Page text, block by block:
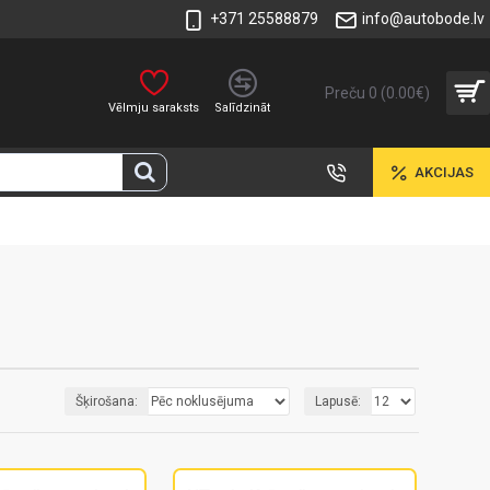
+371 25588879 info@autobode.lv
Vēlmju saraksts Salīdzināt
Preču 0 (0.00€)
AKCIJAS
Šķirošana: Lapusē: